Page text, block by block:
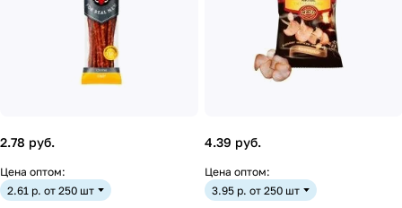
2.78 руб.
Цена оптом:
2.61 р. от 250 шт
4.39 руб.
Цена оптом:
3.95 р. от 250 шт